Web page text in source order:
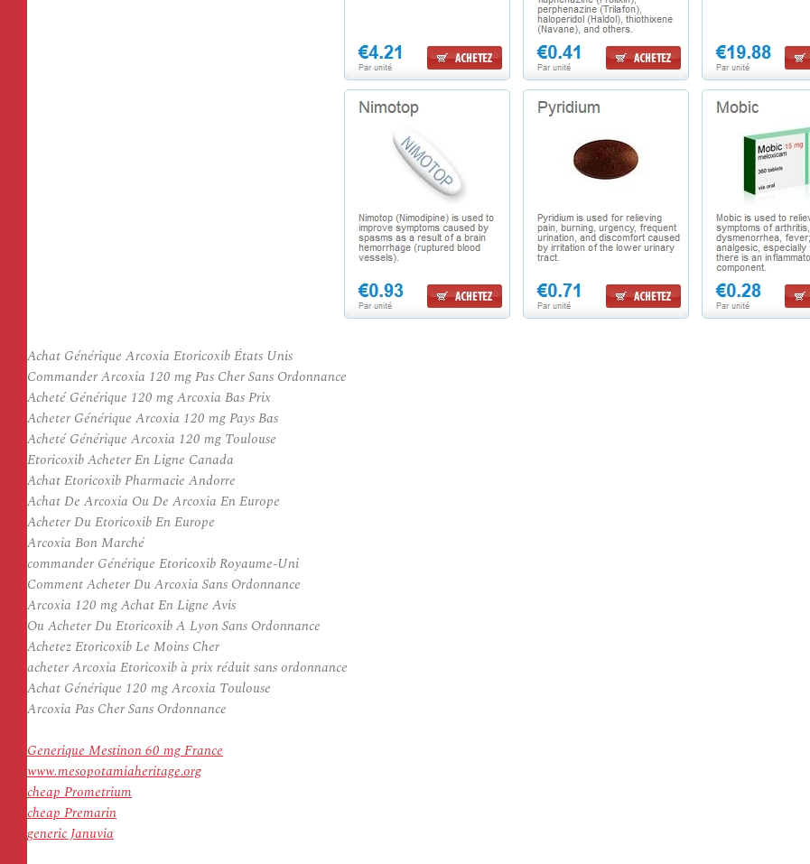
Achat Générique Arcoxia Etoricoxib États Unis
Commander Arcoxia 120 mg Pas Cher Sans Ordonnance
Acheté Générique 120 mg Arcoxia Bas Prix
Acheter Générique Arcoxia 120 mg Pays Bas
Acheté Générique Arcoxia 120 mg Toulouse
Etoricoxib Acheter En Ligne Canada
Achat Etoricoxib Pharmacie Andorre
Achat De Arcoxia Ou De Arcoxia En Europe
Acheter Du Etoricoxib En Europe
Arcoxia Bon Marché
commander Générique Etoricoxib Royaume-Uni
Comment Acheter Du Arcoxia Sans Ordonnance
Arcoxia 120 mg Achat En Ligne Avis
Ou Acheter Du Etoricoxib A Lyon Sans Ordonnance
Achetez Etoricoxib Le Moins Cher
acheter Arcoxia Etoricoxib à prix réduit sans ordonnance
Achat Générique 120 mg Arcoxia Toulouse
Arcoxia Pas Cher Sans Ordonnance
Generique Mestinon 60 mg France
www.mesopotamiaheritage.org
cheap Prometrium
cheap Premarin
generic Januvia